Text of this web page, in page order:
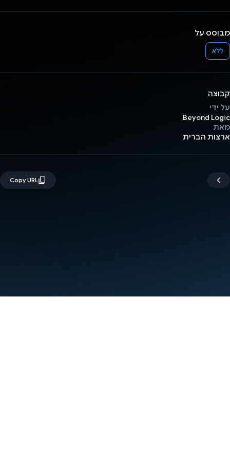
מבוסס על
ללא
קבוצה
על ידי
Beyond Logic
מאת
ארצות הברית